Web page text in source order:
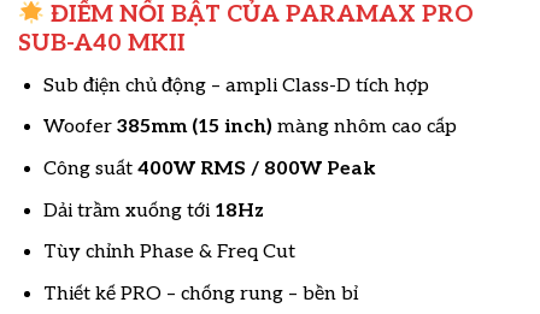
ĐIỂM NỔI BẬT CỦA PARAMAX PRO
SUB-A40 MKII
Sub điện chủ động – ampli Class-D tích hợp
Woofer 385mm (15 inch) màng nhôm cao cấp
Công suất 400W RMS / 800W Peak
Dải trầm xuống tới 18Hz
Tùy chỉnh Phase & Freq Cut
Thiết kế PRO – chống rung – bền bỉ